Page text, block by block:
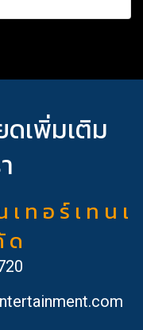
ดเพิ่มเติม
ท อ ร์ เ ท น เ
ด